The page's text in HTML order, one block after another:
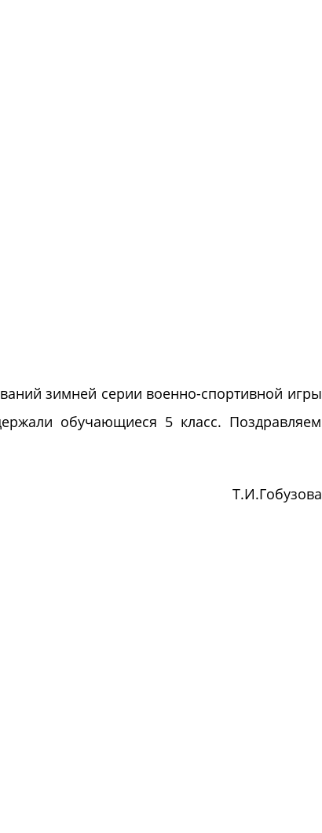
зимней серии военно-спортивной игры
обучающиеся 5 класс. Поздравляем
Т.И.Гобузова